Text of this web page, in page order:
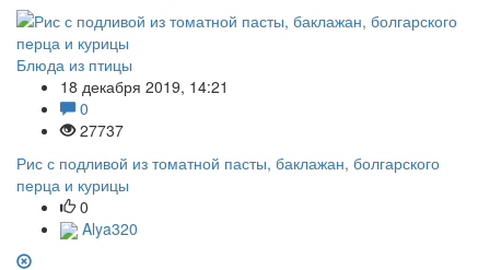
Блюда из птицы
18 декабря 2019, 14:21
0
27737
Рис с подливой из томатной пасты, баклажан, болгарского
перца и курицы
0
Alya320